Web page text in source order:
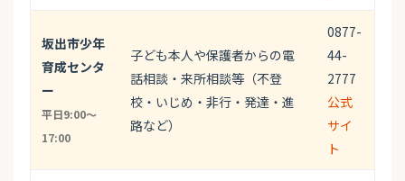
坂出市少年
育成センタ
ー
平日9:00～
17:00
子ども本人や保護者からの電
話相談・来所相談等（不登
校・いじめ・非行・発達・進
路など）
0877-
44-
2777
公式
サイ
ト